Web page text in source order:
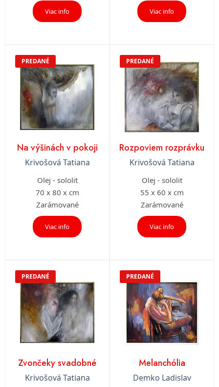
Viac info Viac info
PREDANÉ
Na výšinách v pokoji
Krivošová Tatiana
Olej - sololit
70 x 80 x cm
Zarámované
Viac info
PREDANÉ
Rozpoviem rozprávku
Krivošová Tatiana
Olej - sololit
55 x 60 x cm
Zarámované
Viac info
PREDANÉ
Zvončeky svadobné
Krivošová Tatiana
PREDANÉ
Melanchólia
Demko Ladislav